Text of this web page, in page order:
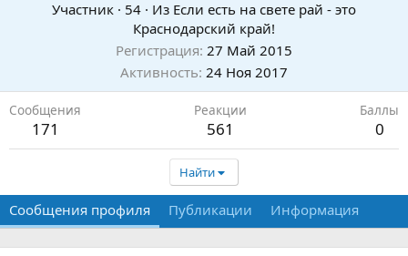
Участник · 54 · Из Если есть на свете рай - это
Краснодарский край!
Регистрация 27 Май 2015
Активность 24 Ноя 2017
Сообщения
171
Реакции
561
Баллы
0
Найти
Сообщения профиля Публикации Информация